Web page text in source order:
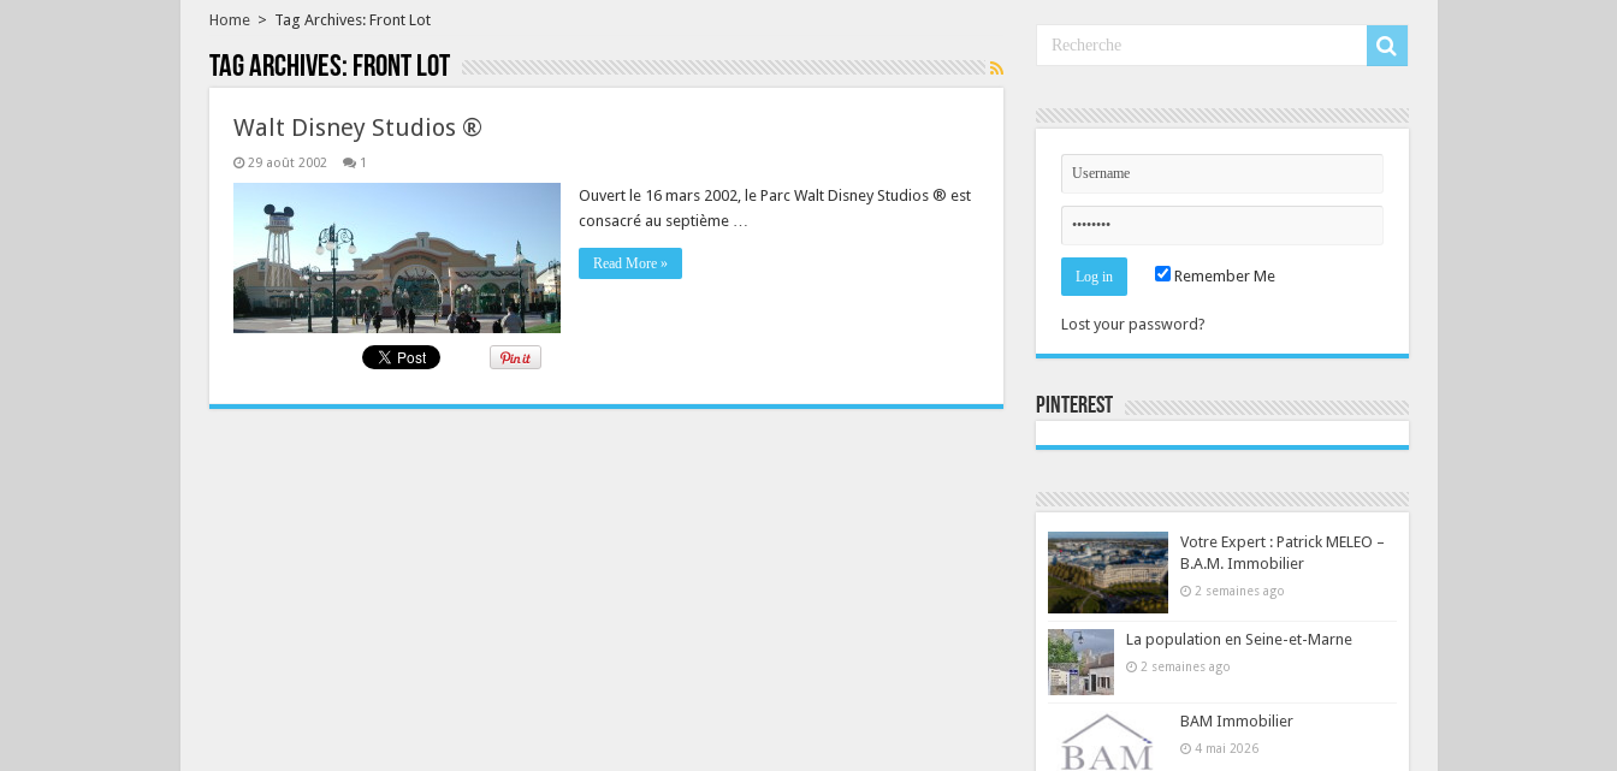
Home > Tag Archives: Front Lot
Tag Archives: Front Lot
Walt Disney Studios ®
29 août 2002 1
Ouvert le 16 mars 2002, le Parc Walt Disney Studios ® est
consacré au septième …
Read More »
Remember Me
Lost your password?
Pinterest
Votre Expert : Patrick MELEO –
B.A.M. Immobilier
2 semaines ago
La population en Seine-et-Marne
2 semaines ago
BAM Immobilier
4 mai 2026